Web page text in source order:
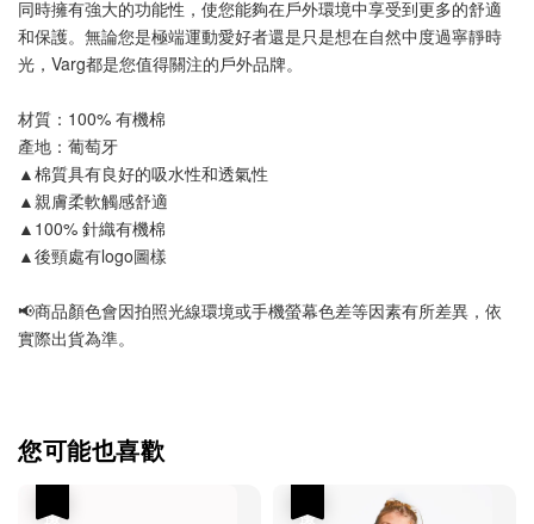
同時擁有強大的功能性，使您能夠在戶外環境中享受到更多的舒適
和保護。無論您是極端運動愛好者還是只是想在自然中度過寧靜時
光，Varg都是您值得關注的戶外品牌。
材質：100% 有機棉
產地：葡萄牙
▲棉質具有良好的吸水性和透氣性
▲親膚柔軟觸感舒適
▲100% 針織有機棉
▲後頸處有logo圖樣
📢商品顏色會因拍照光線環境或手機螢幕色差等因素有所差異，依
實際出貨為準。
您可能也喜歡